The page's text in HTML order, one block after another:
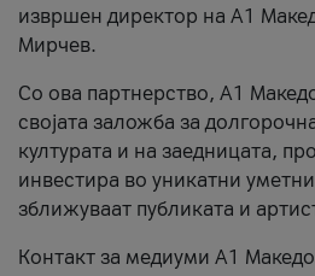
извршен директор на A1
Мирчев.
Со ова партнерство, A1
својата заложба за
културата и на заедницата,
инвестира во уникатни
зближуваат публиката и
Контакт за медиуми А1